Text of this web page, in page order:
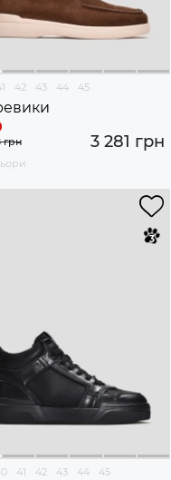
42 43 44 45
3 281 грн
грн
41 42 43 44 45